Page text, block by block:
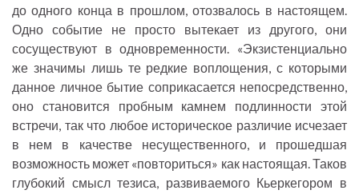
до одного конца в прошлом, отозвалось в настоящем.
Одно событие не просто вытекает из другого, они
сосуществуют в одновременности. «Экзистенциально
же значимы лишь те редкие воплощения, с которыми
данное личное бытие соприкасается непосредственно,
оно становится пробным камнем подлинности этой
встречи, так что любое историческое различие исчезает
в нем в качестве несущественного, и прошедшая
возможность может «повториться» как настоящая. Таков
глубокий смысл тезиса, развиваемого Кьеркегором в